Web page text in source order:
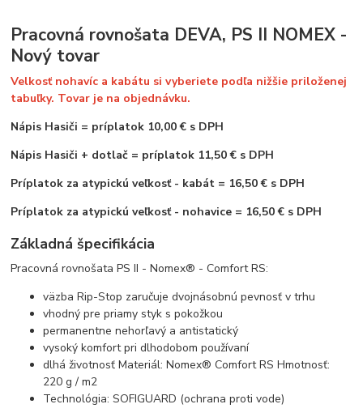
Pracovná rovnošata DEVA, PS II NOMEX -
Nový tovar
Velkosť nohavíc a kabátu si vyberiete podľa nižšie priloženej
tabuľky. Tovar je na objednávku.
Nápis Hasiči = príplatok 10,00 € s DPH
Nápis Hasiči + dotlač = príplatok 11,50 € s DPH
Príplatok za atypickú veľkosť - kabát = 16,50 € s DPH
Príplatok za atypickú veľkosť - nohavice = 16,50 € s DPH
Základná špecifikácia
Pracovná rovnošata PS II - Nomex® - Comfort RS:
väzba Rip-Stop zaručuje dvojnásobnú pevnosť v trhu
vhodný pre priamy styk s pokožkou
permanentne nehorľavý a antistatický
vysoký komfort pri dlhodobom používaní
dlhá životnosť Materiál: Nomex® Comfort RS Hmotnosť:
220 g / m2
Technológia: SOFIGUARD (ochrana proti vode)